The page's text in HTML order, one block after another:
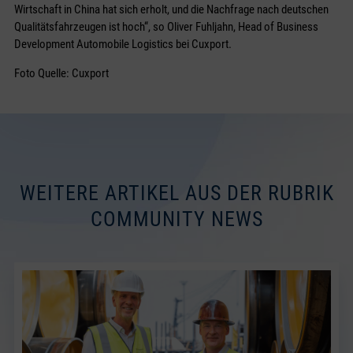
Wirtschaft in China hat sich erholt, und die Nachfrage nach deutschen
Qualitätsfahrzeugen ist hoch“, so Oliver Fuhljahn, Head of Business
Development Automobile Logistics bei Cuxport.
Foto Quelle: Cuxport
WEITERE ARTIKEL AUS DER RUBRIK
COMMUNITY NEWS